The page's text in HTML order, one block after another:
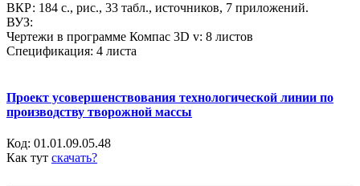
ВКР: 184 с., рис., 33 табл., источников, 7 приложений.
ВУЗ:
Чертежи в программе Компас 3D v: 8 листов
Спецификация: 4 листа
Проект усовершенствования технологической линии по
производству творожной массы
Код: 01.01.09.05.48
Как тут скачать?